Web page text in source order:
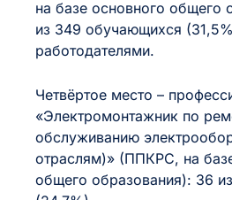
на базе основного общего
из 349 обучающихся
работодателями.
Четвёртое место –
«Электромонтажник по
обслуживанию
отраслям)» (ППКРС, на
общего образования): 36